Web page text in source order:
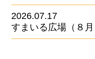
2026.07.17
すまいる広場（８月